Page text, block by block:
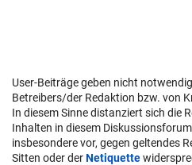
Inhalten in diesem
insbesondere vor, gegen geltendes
Sitten oder derNetiquette
KMM zuwiderlaufende Beiträge zu
Schadenersatz gegenüber dem